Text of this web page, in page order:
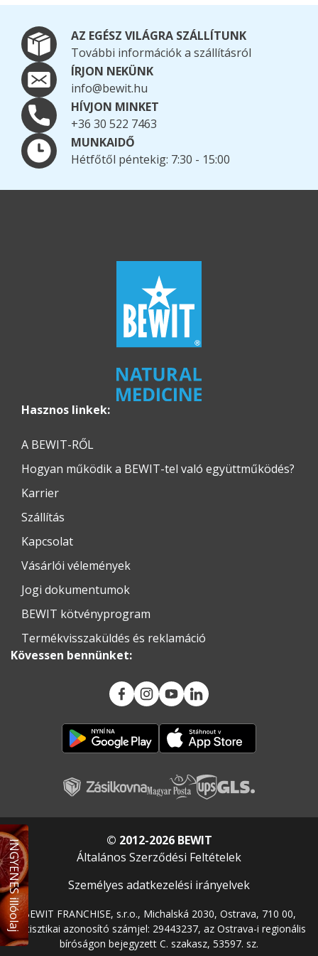
INGYENES illóolaj
AZ EGÉSZ VILÁGRA SZÁLLÍTUNK
További információk a szállításról
ÍRJON NEKÜNK
info@bewit.hu
HÍVJON MINKET
+36 30 522 7463
MUNKAIDŐ
Hétfőtől péntekig: 7:30 - 15:00
Hasznos linkek:
A BEWIT-RŐL
Hogyan működik a BEWIT-tel való együttműködés?
Karrier
Szállítás
Kapcsolat
Vásárlói vélemények
Jogi dokumentumok
BEWIT kötvényprogram
Termékvisszaküldés és reklamáció
Kövessen bennünket:
© 2012-2026 BEWIT
Általános Szerződési Feltételek
Személyes adatkezelési irányelvek
BEWIT FRANCHISE, s.r.o., Michalská 2030, Ostrava, 710 00,
statisztikai azonosító számjel: 29443237, az Ostrava-i regionális
bíróságon bejegyzett C. szakasz, 53597. sz.